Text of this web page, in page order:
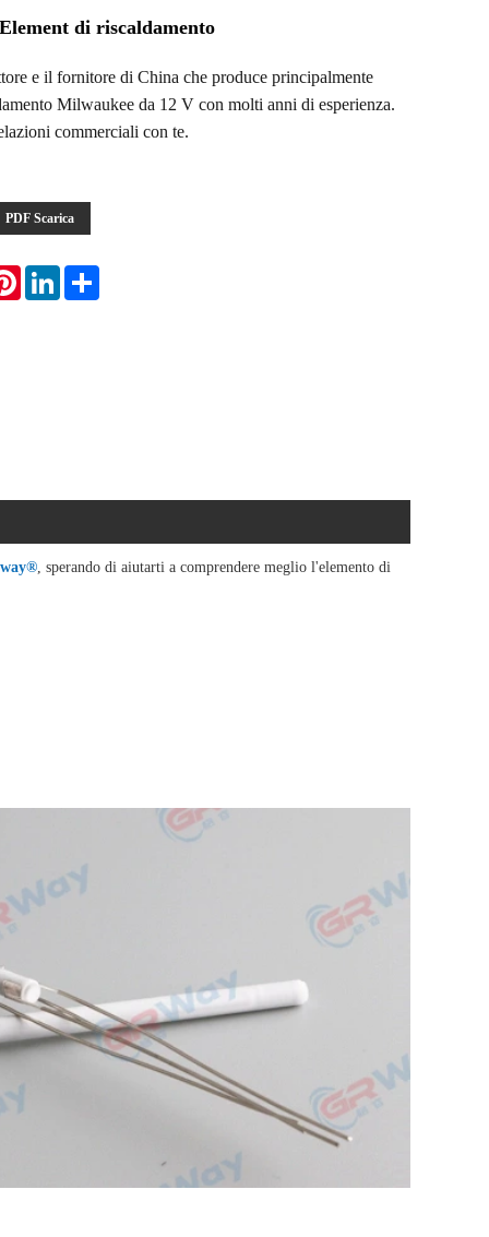
di riscaldamento
e il fornitore di China che produce principalmente
Milwaukee da 12 V con molti anni di esperienza.
commerciali con te.
PDF Scarica
PinterestLinkedInShare
, sperando di aiutarti a comprendere meglio l'elemento di